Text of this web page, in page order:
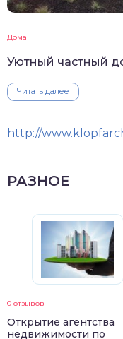
Дома
Уютный частный
Читать далее
http://
РАЗНОЕ
0 отзывов
Открытие агентства
недвижимости по